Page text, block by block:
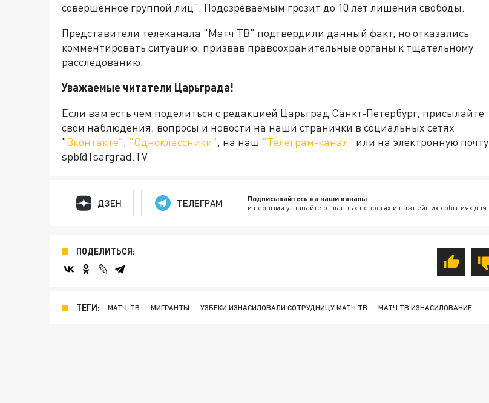
совершенное группой лиц". Подозреваемым грозит до 10 лет лишения свободы.
Представители телеканала "Матч ТВ" подтвердили данный факт, но отказались
комментировать ситуацию, призвав правоохранительные органы к тщательному
расследованию.
Уважаемые читатели Царьграда!
Если вам есть чем поделиться с редакцией Царьград Санкт-Петербург, присылайте
свои наблюдения, вопросы и новости на наши странички в социальных сетях
"Вконтакте", "Одноклассники", на наш "Телеграм-канал" или на электронную почту
spb@Tsargrad.TV
ДЗЕН ТЕЛЕГРАМ Подписывайтесь на наши каналы
и первыми узнавайте о главных новостях и важнейших событиях дня.
ПОДЕЛИТЬСЯ:
ТЕГИ: МАТЧ-ТВ МИГРАНТЫ УЗБЕКИ ИЗНАСИЛОВАЛИ СОТРУДНИЦУ МАТЧ ТВ МАТЧ ТВ ИЗНАСИЛОВАНИЕ